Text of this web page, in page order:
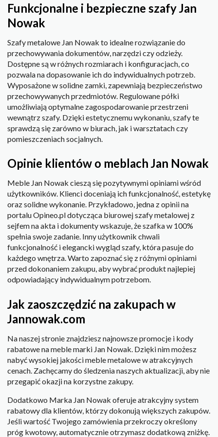
Funkcjonalne i bezpieczne szafy Jan
Nowak
Szafy metalowe Jan Nowak to idealne rozwiązanie do
przechowywania dokumentów, narzędzi czy odzieży.
Dostępne są w różnych rozmiarach i konfiguracjach, co
pozwala na dopasowanie ich do indywidualnych potrzeb.
Wyposażone w solidne zamki, zapewniają bezpieczeństwo
przechowywanych przedmiotów. Regulowane półki
umożliwiają optymalne zagospodarowanie przestrzeni
wewnątrz szafy. Dzięki estetycznemu wykonaniu, szafy te
sprawdzą się zarówno w biurach, jak i warsztatach czy
pomieszczeniach socjalnych.
Opinie klientów o meblach Jan Nowak
Meble Jan Nowak cieszą się pozytywnymi opiniami wśród
użytkowników. Klienci doceniają ich funkcjonalność, estetykę
oraz solidne wykonanie. Przykładowo, jedna z opinii na
portalu Opineo.pl dotycząca biurowej szafy metalowej z
sejfem na akta i dokumenty wskazuje, że szafka w 100%
spełnia swoje zadanie. Inny użytkownik chwali
funkcjonalność i elegancki wygląd szafy, która pasuje do
każdego wnętrza. Warto zapoznać się z różnymi opiniami
przed dokonaniem zakupu, aby wybrać produkt najlepiej
odpowiadający indywidualnym potrzebom.
Jak zaoszczędzić na zakupach w
Jannowak.com
Na naszej stronie znajdziesz najnowsze promocje i kody
rabatowe na meble marki Jan Nowak. Dzięki nim możesz
nabyć wysokiej jakości meble metalowe w atrakcyjnych
cenach. Zachęcamy do śledzenia naszych aktualizacji, aby nie
przegapić okazji na korzystne zakupy.
Dodatkowo Marka Jan Nowak oferuje atrakcyjny system
rabatowy dla klientów, którzy dokonują większych zakupów.
Jeśli wartość Twojego zamówienia przekroczy określony
próg kwotowy, automatycznie otrzymasz dodatkową zniżkę.